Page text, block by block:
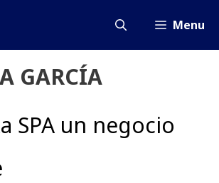
Menu
GARCÍA
SPA un negocio